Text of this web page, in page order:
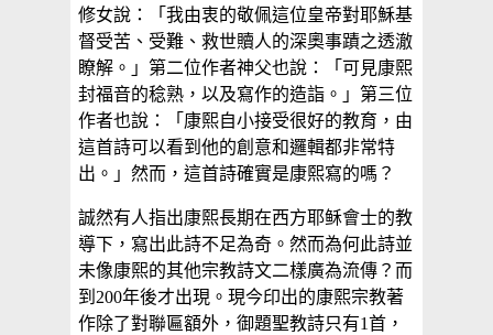
修女說：「我由衷的敬佩這位皇帝對耶穌基
督受苦、受難、救世贖人的深奧事蹟之透澈
瞭解。」第二位作者神父也說：「可見康熙
封福音的稔熟，以及寫作的造詣。」第三位
作者也說：「康熙自小接受很好的教育，由
這首詩可以看到他的創意和邏輯都非常特
出。」然而，這首詩確實是康熙寫的嗎？
誠然有人指出康熙長期在西方耶稣會士的教
導下，寫出此詩不足為奇。然而為何此詩並
未像康熙的其他宗教詩文二樣廣為流傳？而
到200年後才出現。現今印出的康熙宗教著
作除了對聯匾額外，御題聖教詩只有1首，